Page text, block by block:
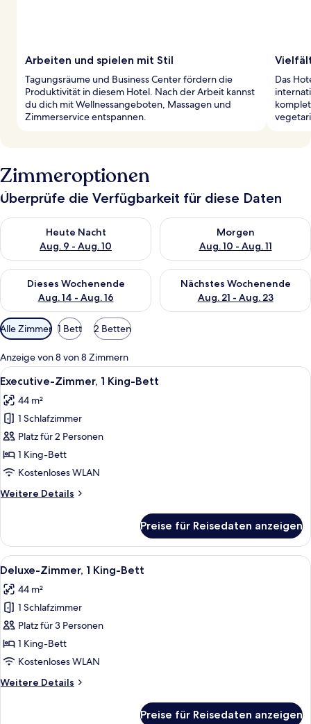
Arbeiten und spielen mit Stil
Tagungsräume und Business Center fördern die
Produktivität in diesem Hotel. Nach der Arbeit kannst
du dich mit Wellnessangeboten, Massagen und
Zimmerservice entspannen.
Das
Zimmeroptionen
Überprüfe die Verfügbarkeit für diese Daten
Heute Nacht
Aug. 9 - Aug. 10
Überprüfe die Verfügbarkeit für heute Nacht, Aug. 9 - Aug.
Morgen
Aug. 10 - Aug. 11
Überprüfe die Verfügbarkeit
Dieses Wochenende
Aug. 14 - Aug. 16
Überprüfe die Verfügbarkeit für dieses Wochenende, Aug. 14
Nächstes Wochenende
Aug. 21 - Aug. 23
Überprüfe die Verfügbarkeit
Verfügbare
Filter
für
Zimmer
Alle Zimmer 1 Bett 2 Betten
Anzeige von 8 von 8 Zimmern
Alle
Fotos
für
Executive-
Zimmer,
1 King-
Bett
Ein Hotelzimmer in einem
6
Executive-Zimmer, 1 King-Bett
44 m²
1 Schlafzimmer
Platz für 2 Personen
1 King-Bett
Kostenloses WLAN
Weitere Details
Weitere
Zimmer,
1 King-
Bett
Preise für Reisedaten anzeigen
Alle
Fotos
für
Deluxe-
Zimmer,
1 King-
Bett
Ein Hotelzimmer mit einem großen
6
Deluxe-Zimmer, 1 King-Bett
44 m²
1 Schlafzimmer
Platz für 3 Personen
1 King-Bett
Kostenloses WLAN
Weitere Details
Weitere
Preise für Reisedaten anzeigen